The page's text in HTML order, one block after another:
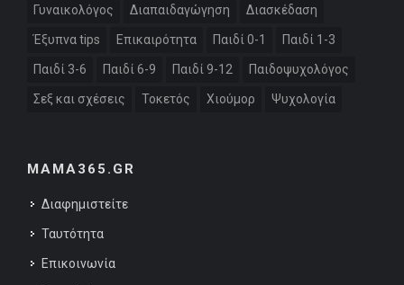
Γυναικολόγος Διαπαιδαγώγηση Διασκέδαση
Έξυπνα tips Επικαιρότητα Παιδί 0-1 Παιδί 1-3
Παιδί 3-6 Παιδί 6-9 Παιδί 9-12 Παιδοψυχολόγος
Σεξ και σχέσεις Τοκετός Χιούμορ Ψυχολογία
MAMA365.GR
Διαφημιστείτε
Ταυτότητα
Επικοινωνία